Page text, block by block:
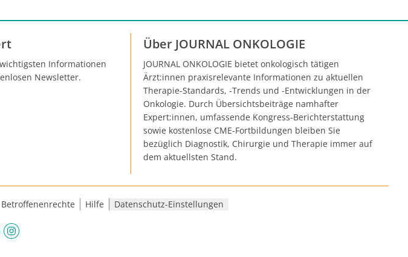
Informationen
Newsletter.
Über JOURNAL ONKOLOGIE
JOURNAL ONKOLOGIE bietet onkologisch tätigen
Ärzt:innen praxisrelevante Informationen zu aktuellen
Therapie-Standards, -Trends und -Entwicklungen in der
Onkologie. Durch Übersichtsbeiträge namhafter
Expert:innen, umfassende Kongress-Berichterstattung
sowie kostenlose CME-Fortbildungen bleiben Sie
bezüglich Diagnostik, Chirurgie und Therapie immer auf
dem aktuellsten Stand.
Betroffenenrechte Hilfe Datenschutz-Einstellungen